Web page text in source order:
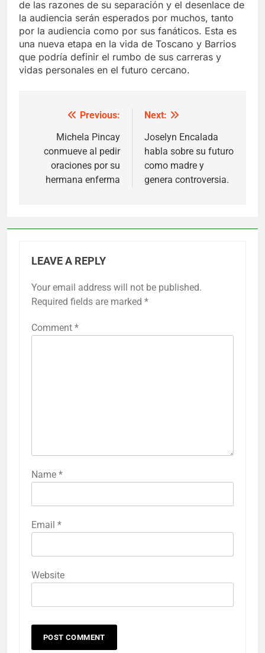
de las razones de su separación y el desenlace de
la audiencia serán esperados por muchos, tanto
por la audiencia como por sus fanáticos. Esta es
una nueva etapa en la vida de Toscano y Barrios
que podría definir el rumbo de sus carreras y
vidas personales en el futuro cercano.
navigation
Previous:
Michela Pincay
conmueve al pedir
oraciones por su
hermana enferma
Next:
Joselyn Encalada
habla sobre su futuro
como madre y
genera controversia.
LEAVE A REPLY
Your email address will not be published.
Required fields are marked *
Comment *
Name *
Email *
Website